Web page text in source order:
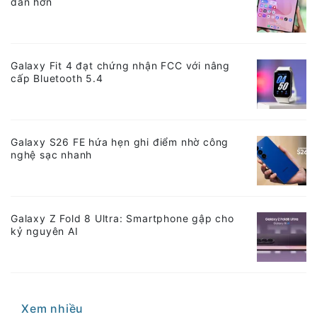
Galaxy Fit 4 đạt chứng nhận FCC với nâng
cấp Bluetooth 5.4
Galaxy S26 FE hứa hẹn ghi điểm nhờ công
nghệ sạc nhanh
Galaxy Z Fold 8 Ultra: Smartphone gập cho
kỷ nguyên AI
Xem nhiều